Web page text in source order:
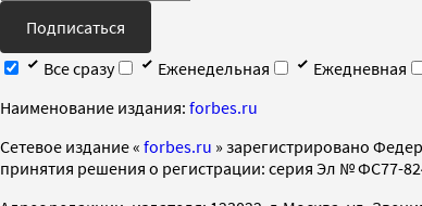
Подписаться
Все сразу
Еженедельная Ежедневная
Наименование издания: forbes.ru
Cетевое издание « forbes.ru » зарегистрировано
принятия решения о регистрации: серия Эл № ФС77-